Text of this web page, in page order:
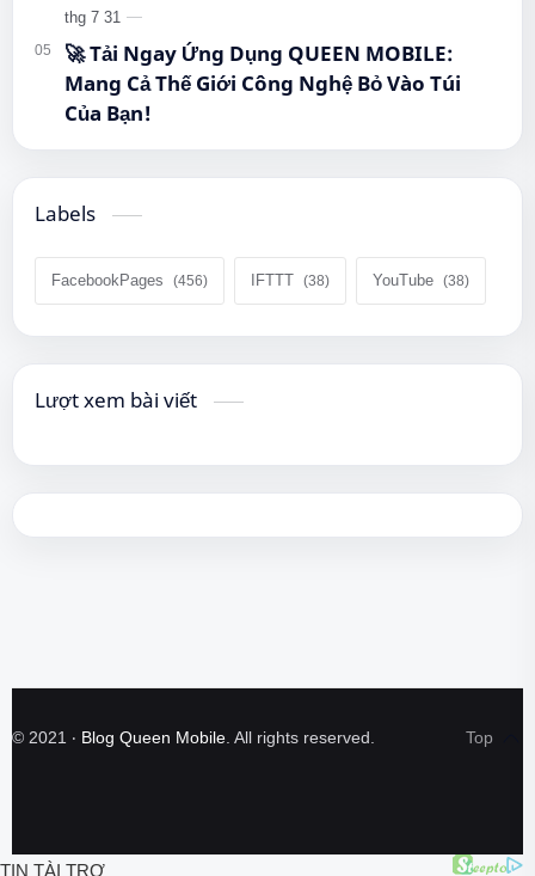
🚀 Tải Ngay Ứng Dụng QUEEN MOBILE:
Mang Cả Thế Giới Công Nghệ Bỏ Vào Túi
Của Bạn!
Labels
FacebookPages IFTTT YouTube
Lượt xem bài viết
© 2021 ‧ Blog Queen Mobile. All rights reserved.